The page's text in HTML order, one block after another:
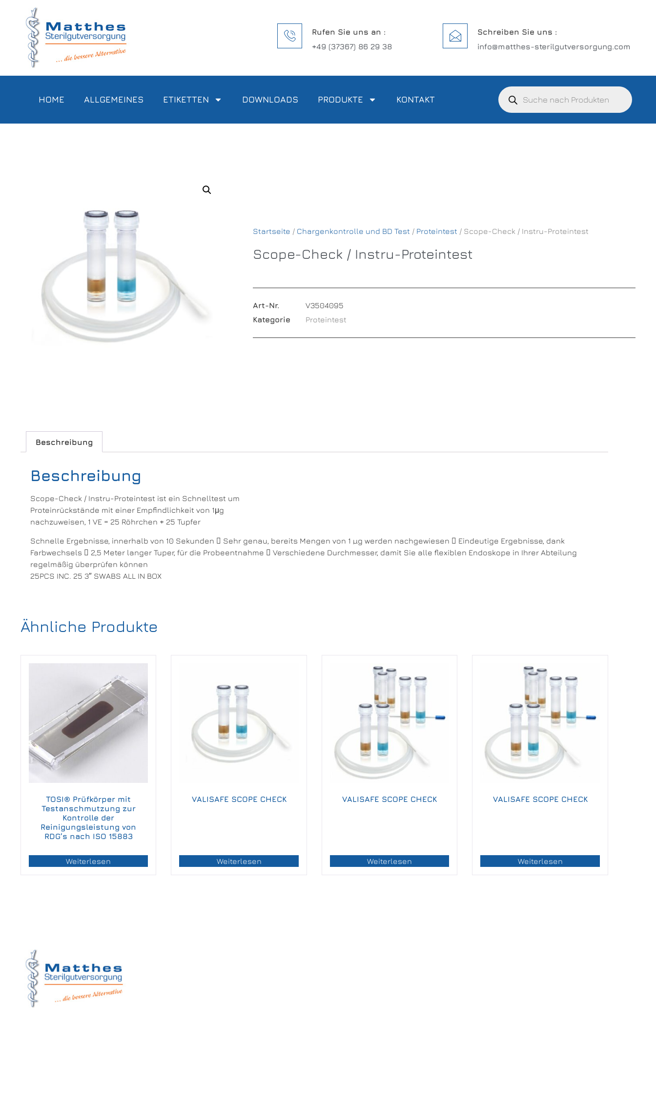
Rufen Sie uns an :
+49 (37367) 86 29 38
Schreiben Sie uns :
info@matthes-sterilgutversorgung.com
HOME ALLGEMEINES ETIKETTEN DOWNLOADS PRODUKTE KONTAKT
Startseite / Chargenkontrolle und BD Test / Proteintest / Scope-Check / Instru-Proteintest
Scope-Check / Instru-Proteintest
Art-Nr.
V3504095
Kategorie
Proteintest
Beschreibung
Beschreibung
Scope-Check / Instru-Proteintest ist ein Schnelltest um
Proteinrückstände mit einer Empfindlichkeit von 1μg
nachzuweisen, 1 VE = 25 Röhrchen + 25 Tupfer
Schnelle Ergebnisse, innerhalb von 10 Sekunden  Sehr genau, bereits Mengen von 1 µg werden nachgewiesen  Eindeutige Ergebnisse, dank
Farbwechsels  2,5 Meter langer Tuper, für die Probeentnahme  Verschiedene Durchmesser, damit Sie alle flexiblen Endoskope in Ihrer Abteilung
regelmäßig überprüfen können
25PCS INC. 25 3″ SWABS ALL IN BOX
Ähnliche Produkte
TOSI® Prüfkörper mit
Testanschmutzung zur
Kontrolle der
Reinigungsleistung von
RDG’s nach ISO 15883
Weiterlesen
VALISAFE SCOPE CHECK
Weiterlesen
VALISAFE SCOPE CHECK
Weiterlesen
VALISAFE SCOPE CHECK
Weiterlesen